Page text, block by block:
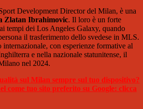
Development Director del Milan, è una
Zlatan Ibrahimovic. Il loro è un forte
tempi dei Los Angeles Galaxy, quando
il trasferimento dello svedese in MLS.
internazionale, con esperienze formative al
e nella nazionale statunitense, il
nel 2024.
sul Milan sempre sul tuo dispositivo?
come tuo sito preferito su Google: clicca